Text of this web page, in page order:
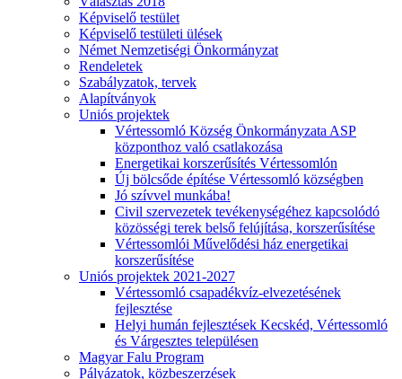
Képviselő testület
Képviselő testületi ülések
Német Nemzetiségi Önkormányzat
Rendeletek
Szabályzatok, tervek
Alapítványok
Uniós projektek
Vértessomló Község Önkormányzata ASP
központhoz való csatlakozása
Energetikai korszerűsítés Vértessomlón
Új bölcsőde építése Vértessomló községben
Jó szívvel munkába!
Civil szervezetek tevékenységéhez kapcsolódó
közösségi terek belső felújítása, korszerűsítése
Vértessomlói Művelődési ház energetikai
korszerűsítése
Uniós projektek 2021-2027
Vértessomló csapadékvíz-elvezetésének
fejlesztése
Helyi humán fejlesztések Kecskéd, Vértessomló
és Várgesztes településen
Magyar Falu Program
Pályázatok, közbeszerzések